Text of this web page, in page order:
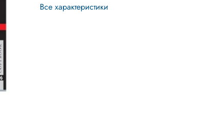
Все характеристики